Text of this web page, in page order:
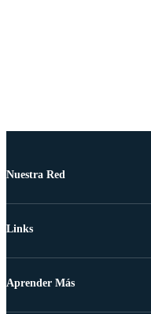
Nuestra Red
Links
Aprender Más